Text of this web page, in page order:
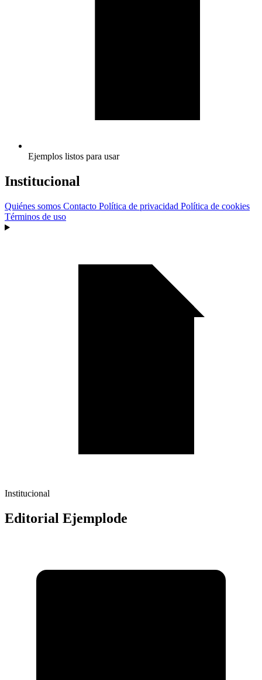
Ejemplos listos para usar
Institucional
Quiénes somos Contacto Política de privacidad Política de cookies
Términos de uso
Institucional
Editorial Ejemplode